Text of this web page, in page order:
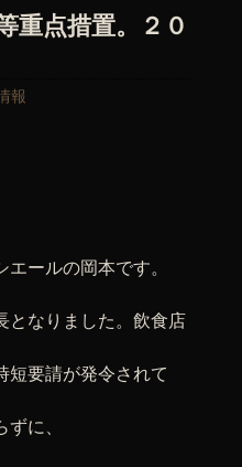
重点措置。２０
報
ールの岡本です。
となりました。飲食店
短要請が発令されて
に、